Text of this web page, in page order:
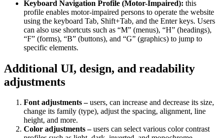
Keyboard Navigation Profile (Motor-Impaired): this
profile enables motor-impaired persons to operate the website
using the keyboard Tab, Shift+Tab, and the Enter keys. Users
can also use shortcuts such as “M” (menus), “H” (headings),
“F” (forms), “B” (buttons), and “G” (graphics) to jump to
specific elements.
Additional UI, design, and readability
adjustments
Font adjustments –users, can increase and decrease its size,
change its family (type), adjust the spacing, alignment, line
height, and more.
Color adjustments –users can select various color contrast